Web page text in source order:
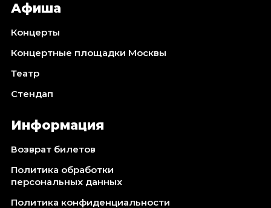
Афиша
Концерты
Концертные площадки Москвы
Театр
Стендап
Информация
Возврат билетов
Политика обработки
персональных данных
Политика конфиденциальности